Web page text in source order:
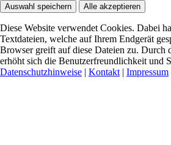
Auswahl speichern Alle akzeptieren
Diese Website verwendet Cookies. Dabei
Textdateien, welche auf Ihrem Endgerät
Browser greift auf diese Dateien zu. Durch
erhöht sich die Benutzerfreundlichkeit und
Datenschutzhinweise | Kontakt | Impressum